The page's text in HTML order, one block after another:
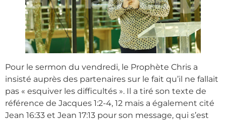
Pour le sermon du vendredi, le Prophète Chris a
insisté auprès des partenaires sur le fait qu’il ne fallait
pas « esquiver les difficultés ». Il a tiré son texte de
référence de Jacques 1:2-4, 12 mais a également cité
Jean 16:33 et Jean 17:13 pour son message, qui s’est